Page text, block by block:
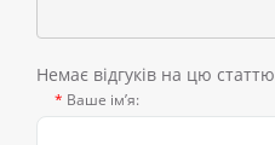
Немає відгуків на цю статтю
Ваше ім’я: